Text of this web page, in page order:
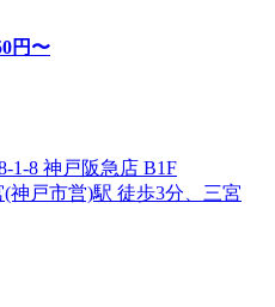
円〜
1-8 神戸阪急店 B1F
神戸市営)駅 徒歩3分、三宮